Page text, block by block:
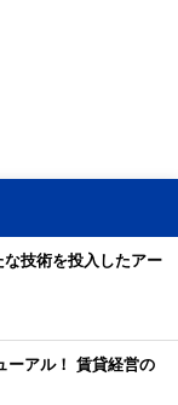
な技術を投入したアー
ーアル！ 賃貸経営の